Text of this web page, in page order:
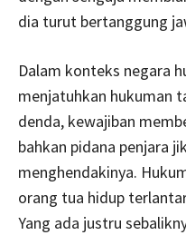
dia turut bertanggung
Dalam konteks negara
menjatuhkan hukuman
denda, kewajiban
bahkan pidana penjara
menghendakinya.
orang tua hidup
Yang ada justru